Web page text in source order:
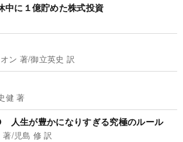
中に１億貯めた株式投資
ン 著/御立英史 訳
健 著
人生が豊かになりすぎる究極のルール
/児島 修 訳